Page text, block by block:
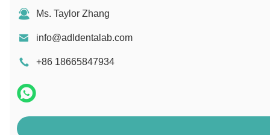
Ms. Taylor Zhang
info@adldentalab.com
+86 18665847934